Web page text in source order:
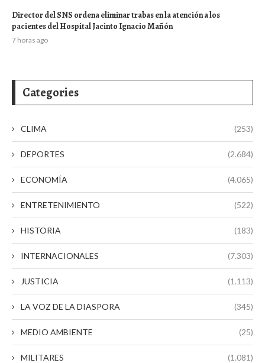
Director del SNS ordena eliminar trabas en la atención a los
pacientes del Hospital Jacinto Ignacio Mañón
7 horas ago
Categories
CLIMA (253)
DEPORTES (2.684)
ECONOMÍA (4.065)
ENTRETENIMIENTO (522)
HISTORIA (183)
INTERNACIONALES (7.303)
JUSTICIA (1.113)
LA VOZ DE LA DIASPORA (345)
MEDIO AMBIENTE (25)
MILITARES (1.081)